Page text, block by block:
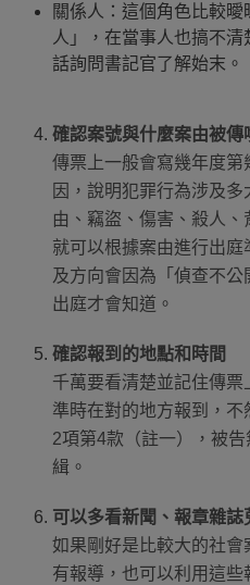
關係人：這個角色比較
人」，在當事人也搞不
話詢問書記官了解始末。
確認案號與什麼案由被傳
傳票上一般會寫幾年度第
因，說明犯罪行為涉及
由、竊盜、傷害、殺人
就可以根據案由進行出
及方向會因為「偵查不
出庭才會知道。
確認報到的地點和時間
千萬要看清楚並記住傳
準時在對的地方報到，
2項第4款（註一），被
緝。
可以多看新聞、報章雜誌
如果剛好是比較大的社
有報導，也可以利用這